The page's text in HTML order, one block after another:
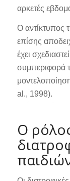
αρκετές
Ο αντίκτυπος
επίσης
έχει
συμπεριφορά
al., 1998).
Ο